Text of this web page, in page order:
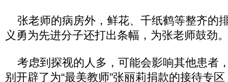
张老师的病房外，鲜花、千纸鹤等整齐的
义勇为先进分子还打出条幅，为张老师鼓劲
考虑到探视的人多，可能会影响其他患者
别开辟了为“最美教师”张丽莉捐款的接待专